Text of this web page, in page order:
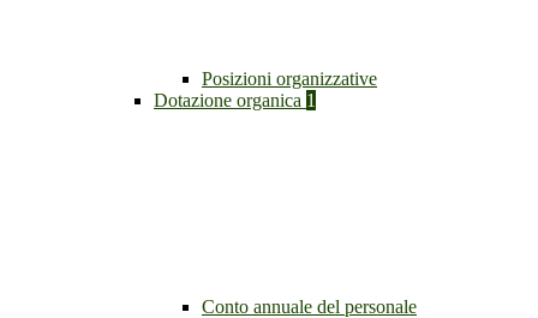
Posizioni organizzative
Dotazione organica 1
Conto annuale del personale